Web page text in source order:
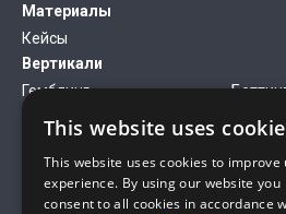
Материалы
Кейсы
Вертикали
Гемблинг
Дейтинг
Нутра
Компания
О нас
This website uses
This website uses cookies to improve
experience. By using our website you
consent to all cookies in accordance